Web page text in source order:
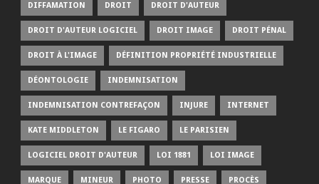
DIFFAMATION DROIT DROIT D'AUTEUR
DROIT D'AUTEUR LOGICIEL DROIT IMAGE DROIT PÉNAL
DROIT À L'IMAGE DÉFINITION PROPRIÉTÉ INDUSTRIELLE
DÉONTOLOGIE INDEMNISATION
INDEMNISATION CONTREFAÇON INJURE INTERNET
KATE MIDDLETON LE FIGARO LE PARISIEN
LOGICIEL DROIT D'AUTEUR LOI 1881 LOI IMAGE
MARQUE MINEUR PHOTO PRESSE PROCÈS